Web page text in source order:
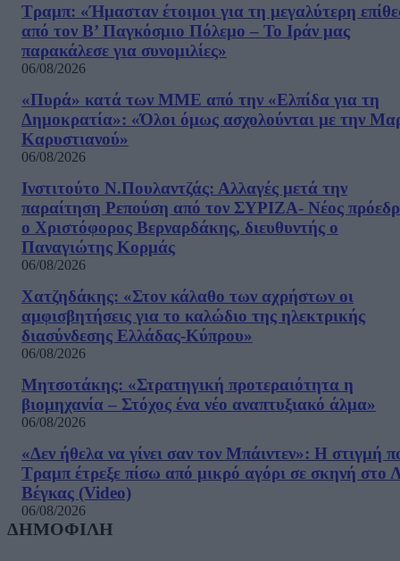
Τραμπ: «Ήμασταν έτοιμοι για τη μεγαλύτερη
από τον Β’ Παγκόσμιο Πόλεμο – Το Ιράν μας
παρακάλεσε για συνομιλίες»
06/08/2026
«Πυρά» κατά των ΜΜΕ από την «Ελπίδα για τη
Δημοκρατία»: «Όλοι όμως ασχολούνται με την
Καρυστιανού»
06/08/2026
Ινστιτούτο Ν.Πουλαντζάς: Αλλαγές μετά την
παραίτηση Ρεπούση από τον ΣΥΡΙΖΑ- Νέος
ο Χριστόφορος Βερναρδάκης, διευθυντής ο
Παναγιώτης Κορμάς
06/08/2026
Χατζηδάκης: «Στον κάλαθο των αχρήστων οι
αμφισβητήσεις για το καλώδιο της ηλεκτρικής
διασύνδεσης Ελλάδας-Κύπρου»
06/08/2026
Μητσοτάκης: «Στρατηγική προτεραιότητα η
βιομηχανία – Στόχος ένα νέο αναπτυξιακό άλμα»
06/08/2026
«Δεν ήθελα να γίνει σαν τον Μπάιντεν»: Η στιγμή
Τραμπ έτρεξε πίσω από μικρό αγόρι σε σκηνή στο
Βέγκας (Video)
06/08/2026
ΔΗΜΟΦΙΛΗ